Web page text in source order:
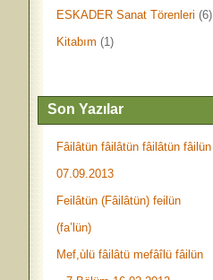
ESKADER Sanat Törenleri (6)
Kitabım (1)
Son Yazılar
Fâilâtün fâilâtün fâilâtün fâilün
07.09.2013
Feilâtün (Fâilâtün) feilün
(fa’lün)
Mef,ùlü fâilâtü mefâîlü fâilün